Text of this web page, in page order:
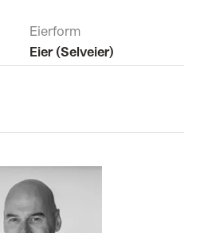
Eierform
Eier (Selveier)